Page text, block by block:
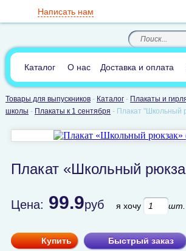
8(812)385-66-65
8(905) 700-70-04
По России звонок
бесплатный
(круглосуточно)
Написать нам
В сравнении:0
Каталог О нас Доставка и оплата
Товары для выпускников- Каталог- Плакаты и
школы - Плакаты к 1 сентября - Плакат "Школьный
Плакат «Школьный
Цена: 99.9руб я хочу шт.
Купить Быстрый заказ